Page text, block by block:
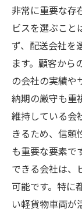
非常に重要な存
ビスを選ぶこと
ず、配送会社を
ます。顧客から
の会社の実績や
納期の厳守も重
維持している会
きるため、信頼
も重要な要素で
できる会社は、
可能です。特に
い軽貨物車両が